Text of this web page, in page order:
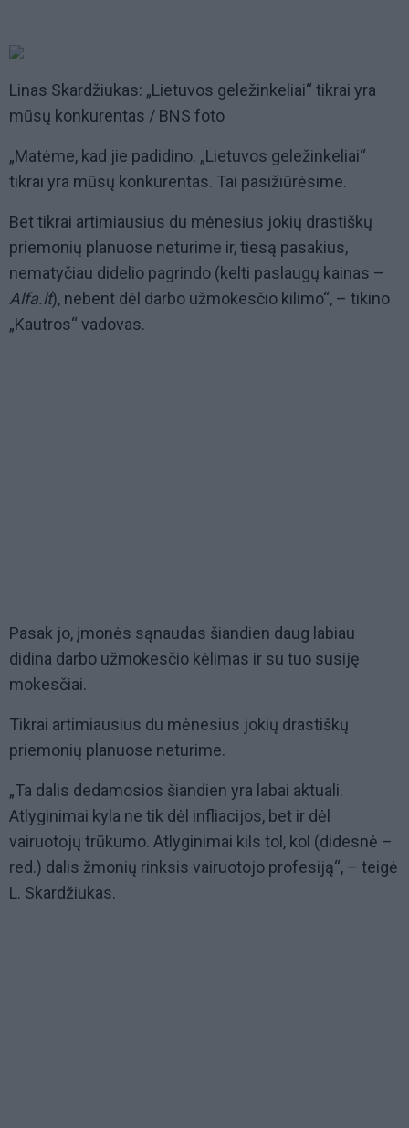
Linas Skardžiukas: „Lietuvos geležinkeliai“ tikrai yra
mūsų konkurentas / BNS foto
„Matėme, kad jie padidino. „Lietuvos geležinkeliai“
tikrai yra mūsų konkurentas. Tai pasižiūrėsime.
Bet tikrai artimiausius du mėnesius jokių drastiškų
priemonių planuose neturime ir, tiesą pasakius,
nematyčiau didelio pagrindo (kelti paslaugų kainas –
Alfa.lt), nebent dėl darbo užmokesčio kilimo“, – tikino
„Kautros“ vadovas.
Pasak jo, įmonės sąnaudas šiandien daug labiau
didina darbo užmokesčio kėlimas ir su tuo susiję
mokesčiai.
Tikrai artimiausius du mėnesius jokių drastiškų
priemonių planuose neturime.
„Ta dalis dedamosios šiandien yra labai aktuali.
Atlyginimai kyla ne tik dėl infliacijos, bet ir dėl
vairuotojų trūkumo. Atlyginimai kils tol, kol (didesnė –
red.) dalis žmonių rinksis vairuotojo profesiją“, – teigė
L. Skardžiukas.